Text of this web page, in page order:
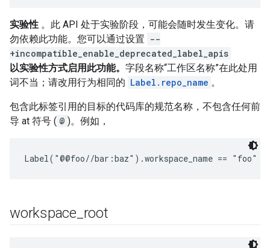
实验性 。此 API 处于实验阶段，可能会随时发生变化。请
勿依赖此功能。您可以通过设置 --
+incompatible_enable_deprecated_label_apis
以实验性方式启用此功能。 字段名称“工作区名称”在此处用
词不当；请改用行为相同的 Label.repo_name 。
包含此标签引用的目标的代码库的规范名称，不包含任何前
导 at 符号 ( @ )。例如，
Label("@@foo//bar:baz").workspace_name == "foo"
workspace root